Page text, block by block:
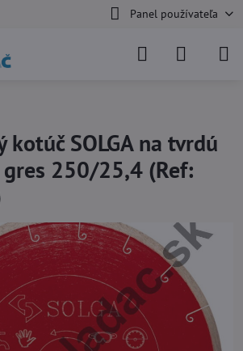
Panel používateľa
SOLGA na tvrdú
250/25,4 (Ref: